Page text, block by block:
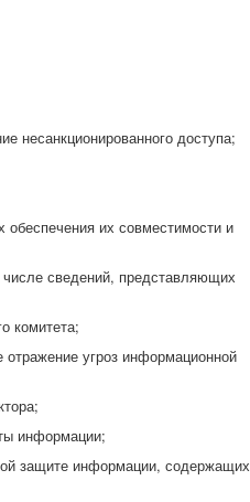
несанкционированного доступа;
обеспечения их совместимости и
числе сведений, представляющих
комитета;
угроз информационной
информации;
защите информации, содержащих